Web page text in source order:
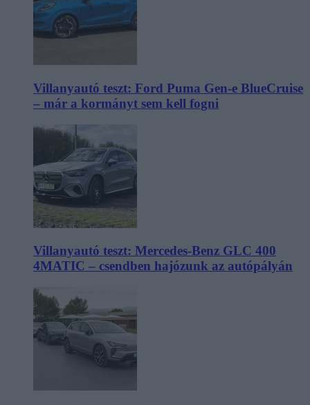
Villanyautó teszt: Ford Puma Gen-e BlueCruise
– már a kormányt sem kell fogni
Villanyautó teszt: Mercedes-Benz GLC 400
4MATIC – csendben hajózunk az autópályán